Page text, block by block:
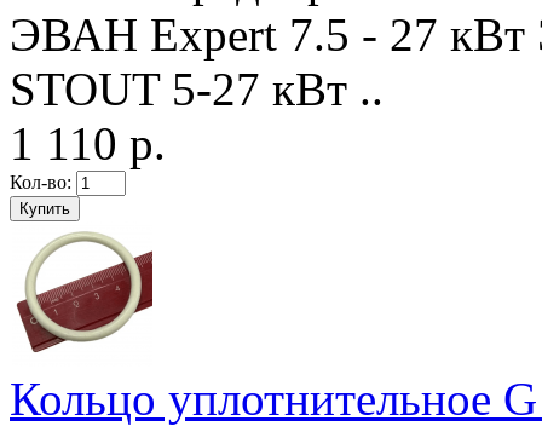
ЭВАН Expert 7.5 - 27
STOUT 5-27 кВт ..
1 110 р.
Кол-во:
Кольцо уплотнительное